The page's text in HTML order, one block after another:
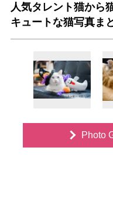
人気タレント猫か
キュートな猫写真ま
Photo